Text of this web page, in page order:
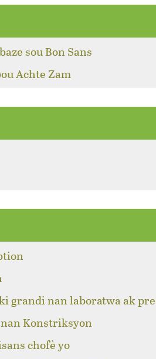
sou Bon Sans
Achte Zam
grandi nan laboratwa ak
nan Konstriksyon
chofè yo